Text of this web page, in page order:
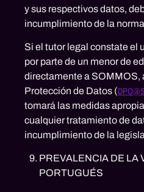
y sus respectivos datos,
incumplimiento de la
Si el tutor legal constate el
por parte de un menor de
directamente a SOMMOS,
Protección de Datos (
tomará las medidas
cualquier tratamiento de
incumplimiento de la
PREVALENCIA DE LA
PORTUGUÉS